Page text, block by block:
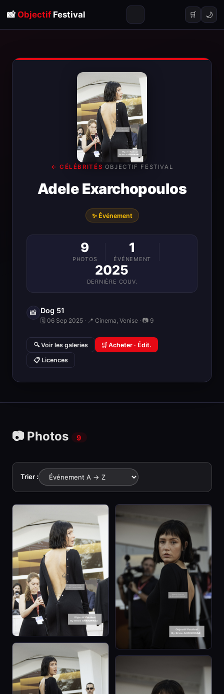
📸 ObjectifFestival 🛒 🌙
← CÉLÉBRITÉS· OBJECTIF FESTIVAL
Adele Exarchopoulos
✨ Événement
9
PHOTOS
1
ÉVÉNEMENT
2025
DERNIÈRE COUV.
📸 Dog 51
🗓 06 Sep 2025 · 📍 Cinema, Venise · 📷 9
🔍 Voir les galeries 🛒 Acheter · Édit.
📋 Licences
📷 Photos 9
Trier :